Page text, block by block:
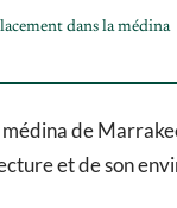
dans la médina
de
et de son